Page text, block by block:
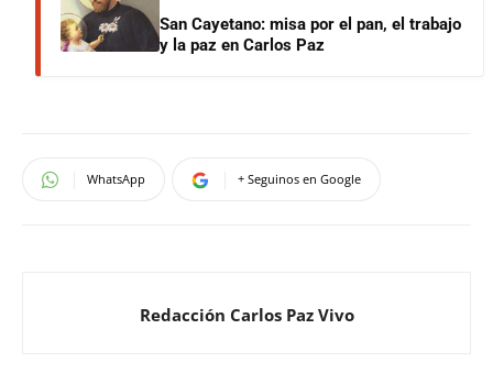
San Cayetano: misa por el pan, el trabajo
y la paz en Carlos Paz
WhatsApp + Seguinos en Google
Redacción Carlos Paz Vivo